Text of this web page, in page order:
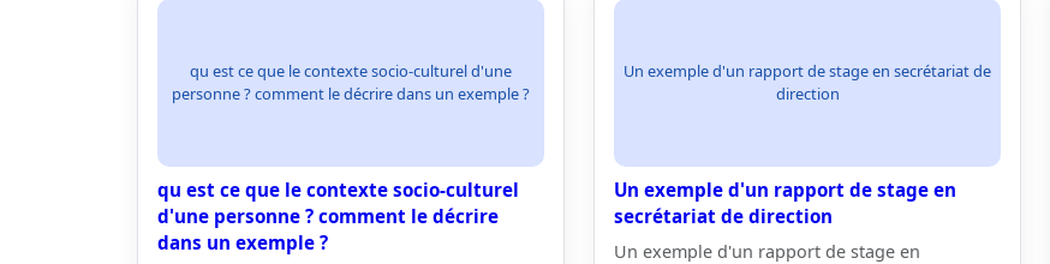
qu est ce que le contexte socio-culturel d'une
personne ? comment le décrire dans un exemple ?
qu est ce que le contexte socio-culturel
d'une personne ? comment le décrire
dans un exemple ?
Un exemple d'un rapport de stage en secrétariat de
direction
Un exemple d'un rapport de stage en
secrétariat de direction
Un exemple d'un rapport de stage en